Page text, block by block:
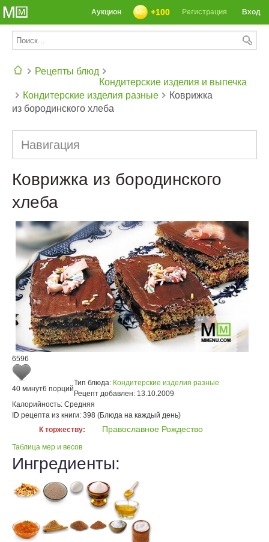
СЕГОДНЯ: 39142 РЕЦЕПТА
Вход
Регистрация
+100
Аукцион
Рецепты блюд
Кондитерские изделия и выпечка
Кондитерские изделия разные
Коврижка
из бородинского хлеба
Навигация
Коврижка из бородинского
хлеба
6596
40 минут6 порций
Тип блюда: Кондитерские изделия разные
Рецепт добавлен: 13.10.2009
Калорийность: Средняя
ID рецепта из книги: 398 (Блюда на каждый день)
К торжеству:
Православное Рождество
Таблица мер и весов
Ингредиенты: